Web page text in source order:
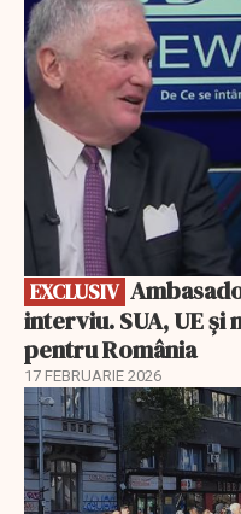
EXCLUSIV
interviu. SUA, UE și
pentru România
17 FEBRUARIE 2026